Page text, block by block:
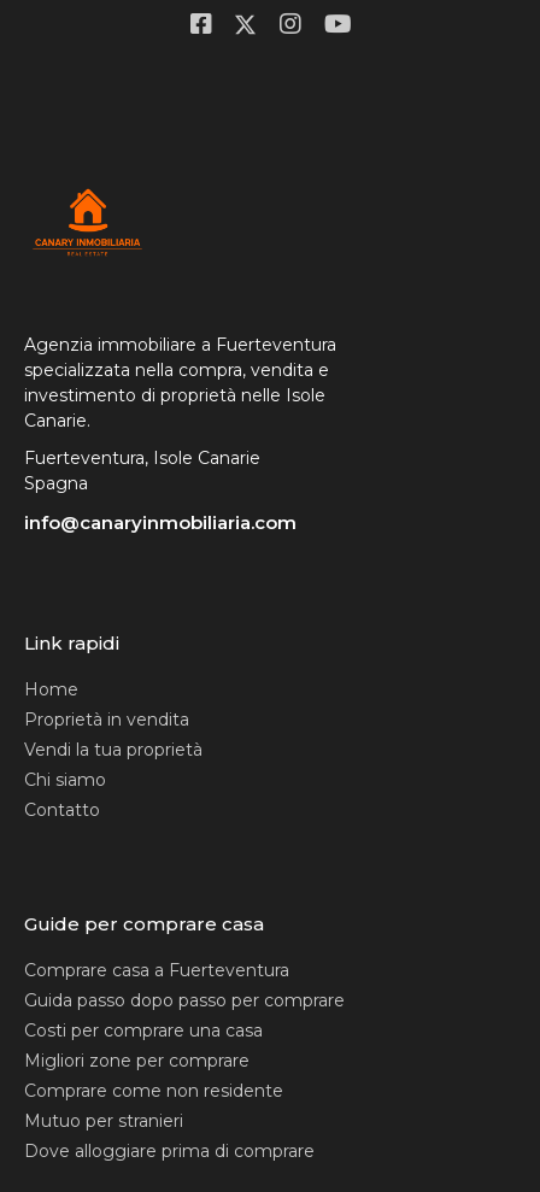
Agenzia immobiliare a Fuerteventura
specializzata nella compra, vendita e
investimento di proprietà nelle Isole
Canarie.
Fuerteventura, Isole Canarie
Spagna
info@canaryinmobiliaria.com
Link rapidi
Home
Proprietà in vendita
Vendi la tua proprietà
Chi siamo
Contatto
Guide per comprare casa
Comprare casa a Fuerteventura
Guida passo dopo passo per comprare
Costi per comprare una casa
Migliori zone per comprare
Comprare come non residente
Mutuo per stranieri
Dove alloggiare prima di comprare